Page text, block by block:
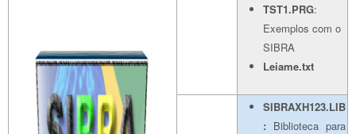
TST1.PRG:
Exemplos com o
SIBRA
Leiame.txt
SIBRAXH123.LIB
: Biblioteca para